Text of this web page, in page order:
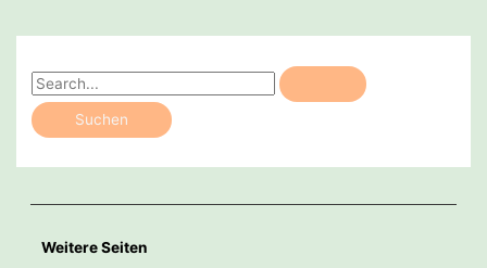
S
u
c
h
Weitere Seiten